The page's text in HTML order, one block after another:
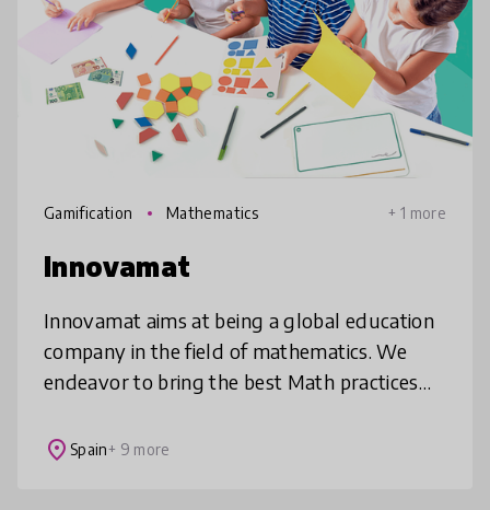
Gamification Mathematics + 1 more
Innovamat
Innovamat aims at being a global education
company in the field of mathematics. We
endeavor to bring the best Math practices
using Innovamat as of September
place Spain+ 9 more